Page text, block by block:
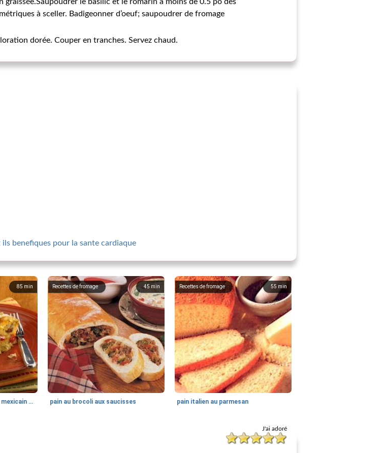
à sceller. Badigeonner d’oeuf; saupoudrer de fromage
dorée. Couper en tranches. Servez chaud.
benefiques pour la sante cardiaque
85 min
cocotte de petit déjeuner mexicain tortilla
45 min
Recettes de fromage
pain au brocoli aux saucisses
55 min
Recettes de fromage
pain italien au parmesan
J'ai adoré